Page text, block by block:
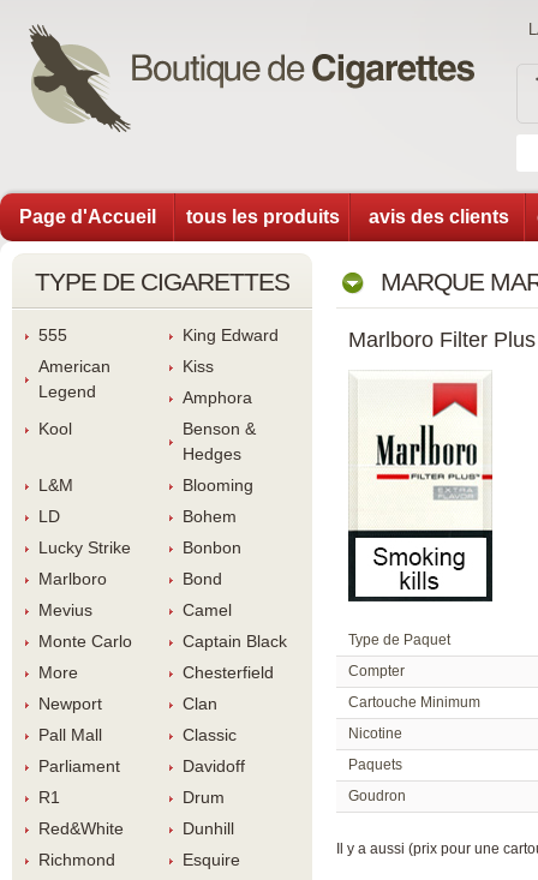
Page d'Accueil tous les produit avis des client
TYPE DE CIGARETTES
555
King Edward
American
Legend
Ki
Amphora
Kool
Benson &
Hedge
L&M
Blooming
LD
Bohem
Lucky Strike
Bonbon
Marlboro
Bond
Meviu
Camel
Monte Carlo
Captain Black
More
Chesterfield
Newport
Clan
Pall Mall
Classic
Parliament
Davidoff
R1
Drum
Red&White
Dunhill
Richmond
Esquire
MARQUE
Marlboro Filter Plu
Type de Paquet
Compter
Cartouche Minimum
Nicotine
Paquet
Goudron
Il y a aussi (prix pour une